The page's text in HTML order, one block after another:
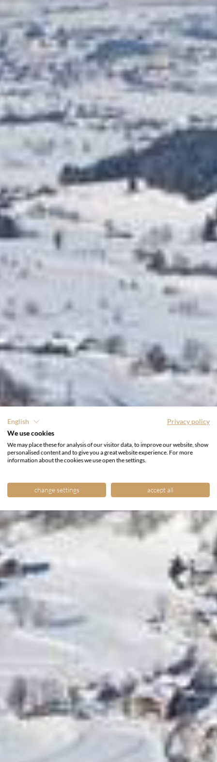
English
Privacy policy
We use cookies
We may place these for analysis of our visitor data, to improve our website, show
personalised content and to give you a great website experience. For more
information about the cookies we use open the settings.
change settings accept all